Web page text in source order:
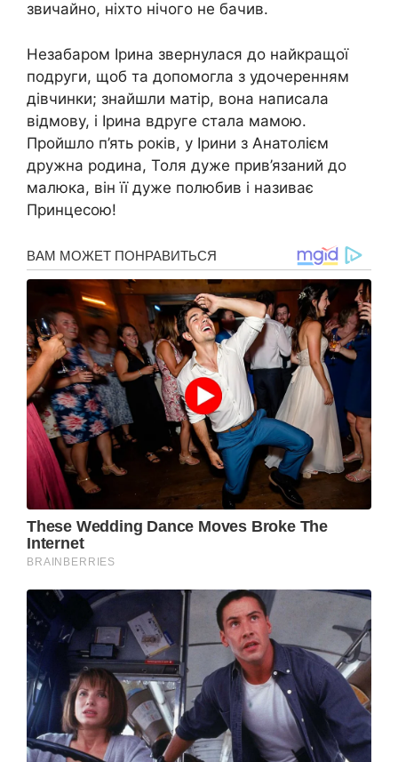
звичайно, ніхто нічого не бачив.
Незабаром Ірина звернулася до найкращої
подруги, щоб та допомогла з удочеренням
дівчинки; знайшли матір, вона написала
відмову, і Ірина вдруге стала мамою.
Пройшло п’ять років, у Ірини з Анатолієм
дружна родина, Толя дуже прив’язаний до
малюка, він її дуже полюбив і називає
Принцесою!